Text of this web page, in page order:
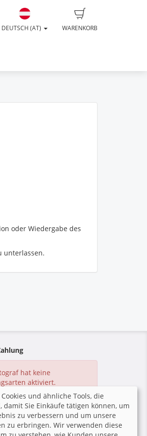
WARENKORB
DEUTSCH (AT)
oder Wiedergabe des
unterlassen.
hat keine
aktiviert.
und ähnliche Tools, die
damit Sie Einkäufe tätigen können, um
zu verbessern und um unsere
zu erbringen. Wir verwenden diese